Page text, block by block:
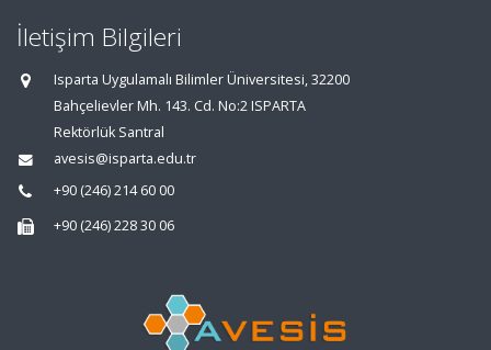
İletişim Bilgileri
Isparta Uygulamalı Bilimler Üniversitesi, 32200
Bahçelievler Mh. 143. Cd. No:2 ISPARTA
Rektörlük Santral
avesis@isparta.edu.tr
+90 (246) 214 60 00
+90 (246) 228 30 06